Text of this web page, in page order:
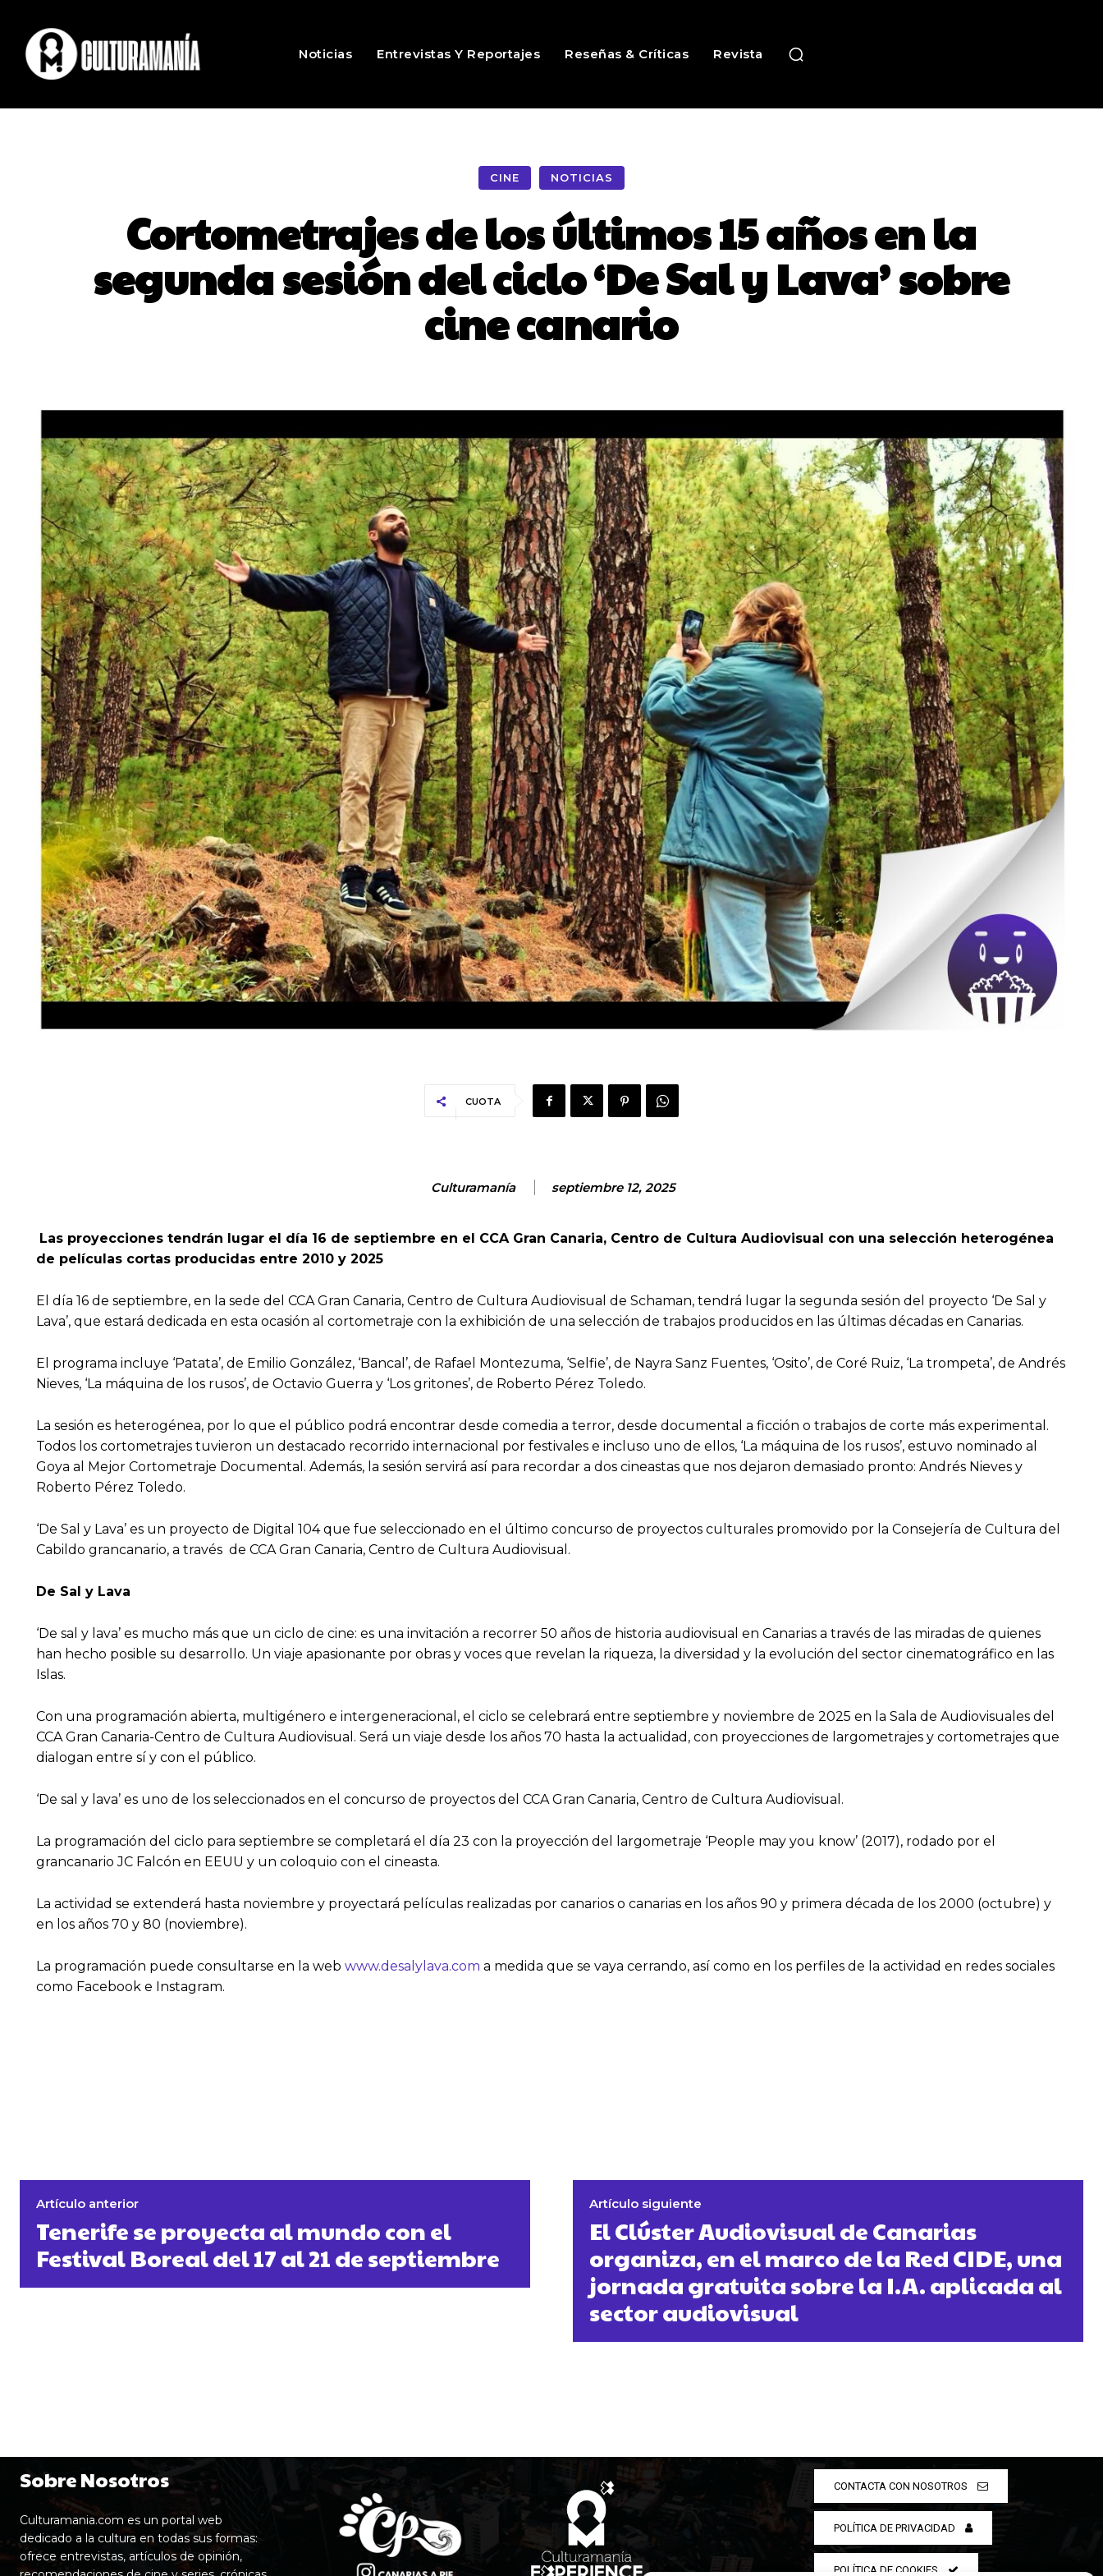
Noticias Entrevistas Y Reportajes Reseñas & Críticas Revista
CINE NOTICIAS
Cortometrajes de los últimos 15 años en la
segunda sesión del ciclo ‘De Sal y Lava’ sobre
cine canario
CUOTA
Culturamanía septiembre 12, 2025
Las proyecciones tendrán lugar el día 16 de septiembre en el CCA Gran Canaria, Centro de Cultura Audiovisual con una selección heterogénea
de películas cortas producidas entre 2010 y 2025
El día 16 de septiembre, en la sede del CCA Gran Canaria, Centro de Cultura Audiovisual de Schaman, tendrá lugar la segunda sesión del proyecto ‘De Sal y
Lava’, que estará dedicada en esta ocasión al cortometraje con la exhibición de una selección de trabajos producidos en las últimas décadas en Canarias.
El programa incluye ‘Patata’, de Emilio González, ‘Bancal’, de Rafael Montezuma, ‘Selfie’, de Nayra Sanz Fuentes, ‘Osito’, de Coré Ruiz, ‘La trompeta’, de Andrés
Nieves, ‘La máquina de los rusos’, de Octavio Guerra y ‘Los gritones’, de Roberto Pérez Toledo.
La sesión es heterogénea, por lo que el público podrá encontrar desde comedia a terror, desde documental a ficción o trabajos de corte más experimental.
Todos los cortometrajes tuvieron un destacado recorrido internacional por festivales e incluso uno de ellos, ‘La máquina de los rusos’, estuvo nominado al
Goya al Mejor Cortometraje Documental. Además, la sesión servirá así para recordar a dos cineastas que nos dejaron demasiado pronto: Andrés Nieves y
Roberto Pérez Toledo.
‘De Sal y Lava’ es un proyecto de Digital 104 que fue seleccionado en el último concurso de proyectos culturales promovido por la Consejería de Cultura del
Cabildo grancanario, a través de CCA Gran Canaria, Centro de Cultura Audiovisual.
De Sal y Lava
‘De sal y lava’ es mucho más que un ciclo de cine: es una invitación a recorrer 50 años de historia audiovisual en Canarias a través de las miradas de quienes
han hecho posible su desarrollo. Un viaje apasionante por obras y voces que revelan la riqueza, la diversidad y la evolución del sector cinematográfico en las
Islas.
Con una programación abierta, multigénero e intergeneracional, el ciclo se celebrará entre septiembre y noviembre de 2025 en la Sala de Audiovisuales del
CCA Gran Canaria-Centro de Cultura Audiovisual. Será un viaje desde los años 70 hasta la actualidad, con proyecciones de largometrajes y cortometrajes que
dialogan entre sí y con el público.
‘De sal y lava’ es uno de los seleccionados en el concurso de proyectos del CCA Gran Canaria, Centro de Cultura Audiovisual.
La programación del ciclo para septiembre se completará el día 23 con la proyección del largometraje ‘People may you know’ (2017), rodado por el
grancanario JC Falcón en EEUU y un coloquio con el cineasta.
La actividad se extenderá hasta noviembre y proyectará películas realizadas por canarios o canarias en los años 90 y primera década de los 2000 (octubre) y
en los años 70 y 80 (noviembre).
La programación puede consultarse en la web www.desalylava.com a medida que se vaya cerrando, así como en los perfiles de la actividad en redes sociales
como Facebook e Instagram.
Artículo anterior
Tenerife se proyecta al mundo con el
Festival Boreal del 17 al 21 de septiembre
Artículo siguiente
El Clúster Audiovisual de Canarias
organiza, en el marco de la Red CIDE, una
jornada gratuita sobre la I.A. aplicada al
sector audiovisual
Sobre Nosotros
Culturamania.com es un portal web
dedicado a la cultura en todas sus formas:
ofrece entrevistas, artículos de opinión,
CONTACTA CON NOSOTROS
POLÍTICA DE PRIVACIDAD
POLÍTICA DE COOKIES